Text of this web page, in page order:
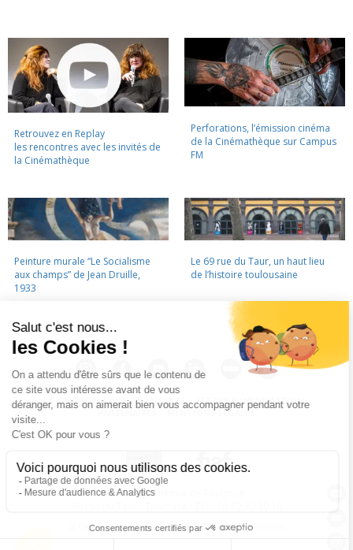
Retrouvez en Replay
les rencontres avec les invités de
la Cinémathèque
Perforations, l’émission cinéma
de la Cinémathèque sur Campus
FM
Peinture murale “Le Socialisme
aux champs” de Jean Druille,
1933
Le 69 rue du Taur, un haut lieu
de l’histoire toulousaine
LA CINÉMATHÈQUE · CONTACTS · LETTRE D'INFORMATION ·
PARTENAIRES
MENTIONS LÉGALES
La Cinémathèque de Toulouse
La Cinémathèque de Toulouse © 2015. Tous droits réservés.